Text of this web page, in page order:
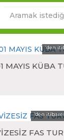
‘den
MAYIS KÜBA
‘den
FAS